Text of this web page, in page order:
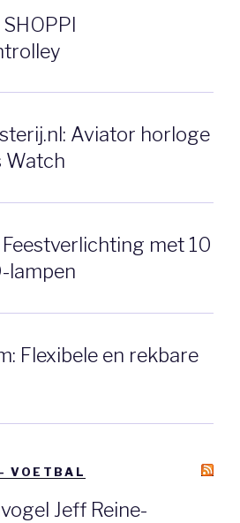
Aviator horloge
Watch
met 10
lampen
Flexibele en rekbare
VOETBAL
Jeff Reine-